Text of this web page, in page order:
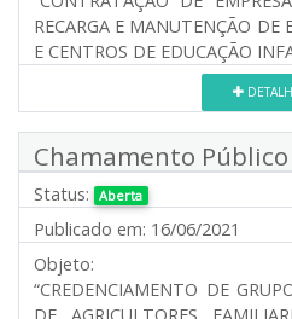
RECARGA E MANUTENÇÃO DE
E CENTROS DE EDUCAÇÃO
Chamamento
Status: Aberta
Publicado em: 16/06/2021
Objeto:
“CREDENCIAMENTO DE